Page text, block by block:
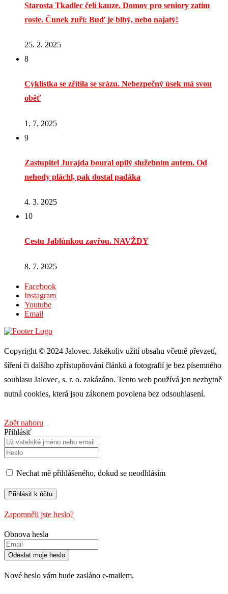
Starosta Tkadlec čelí kauze. Domov pro seniory zatím
roste. Čunek zuří: Buď je blbý, nebo najatý!
25. 2. 2025
8
Cyklistka se zřítila se srázu. Nebezpečný úsek má svou
oběť
1. 7. 2025
9
Zastupitel Jurajda boural opilý služebním autem. Od
nehody pláchl, pak dostal padáka
4. 3. 2025
10
Cestu Jablůnkou zavřou. NAVŽDY
8. 7. 2025
Facebook
Instagram
Youtube
Email
Copyright © 2024 Jalovec. Jakékoliv užití obsahu včetně převzetí,
šíření či dalšího zpřístupňování článků a fotografií je bez písemného
souhlasu Jalovec, s. r. o. zakázáno. Tento web používá jen nezbytně
nutná cookies, která jsou zákonem povolena bez odsouhlasení.
Zpět nahoru
Přihlásiť
Nechat mě přihlášeného, ​​dokud se neodhlásím
Zapomněli jste heslo?
Obnova hesla
Nové heslo vám bude zasláno e-mailem.